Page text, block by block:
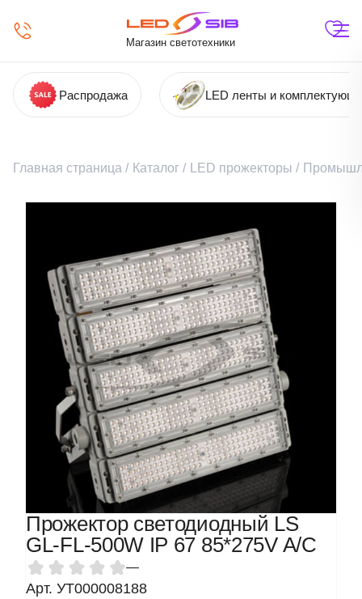
Магазин светотехники
Распродажа LED ленты и
Главная страница / Каталог / LED прожекторы /
Прожектор светодиодный LS
GL-FL-500W IP 67 85*275V A/C
—
Арт. УТ000008188